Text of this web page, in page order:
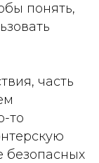
понять,
часть
то
безопасных